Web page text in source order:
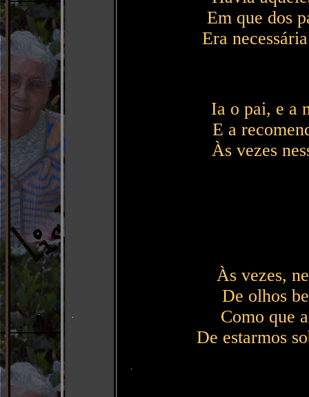
Em que dos
Era
Ia o pai, e a
E a
Às vezes
Às vezes,
De olhos
Como que
De estarmos